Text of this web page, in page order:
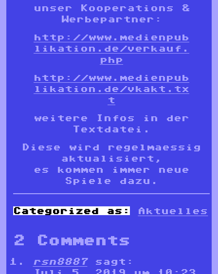
unser Kooperations &
Werbepartner:
http://www.medienpub
likation.de/verkauf.
php
http://www.medienpub
likation.de/vkakt.tx
t
weitere Infos in der
Textdatei.
Diese wird regelmaessig
aktualisiert,
es kommen immer neue
Spiele dazu.
Categorized as: Aktuelles
2 Comments
rsn8887
sagt: